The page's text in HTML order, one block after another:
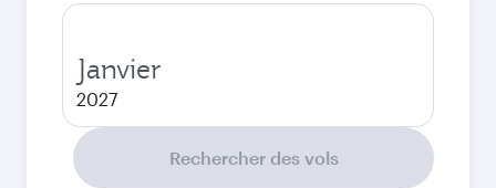
Janvier
2027
Rechercher des vols